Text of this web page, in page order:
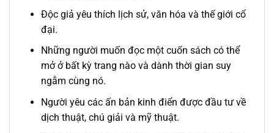
Độc giả yêu thích lịch sử, văn hóa và thế giới cổ
đại.
Những người muốn đọc một cuốn sách có thể
mở ở bất kỳ trang nào và dành thời gian suy
ngẫm cùng nó.
Người yêu các ấn bản kinh điển được đầu tư về
dịch thuật, chú giải và mỹ thuật.